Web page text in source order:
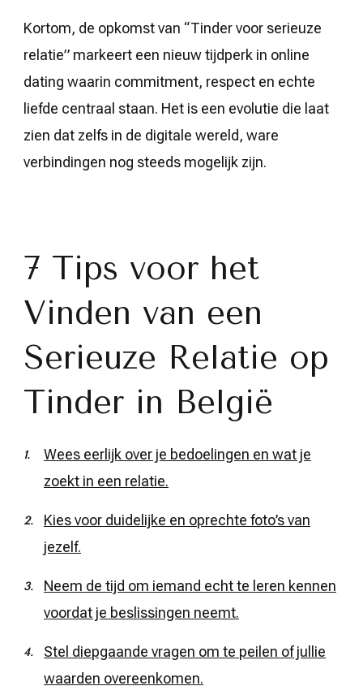
Kortom, de opkomst van “Tinder voor serieuze
relatie” markeert een nieuw tijdperk in online
dating waarin commitment, respect en echte
liefde centraal staan. Het is een evolutie die laat
zien dat zelfs in de digitale wereld, ware
verbindingen nog steeds mogelijk zijn.
7 Tips voor het
Vinden van een
Serieuze Relatie op
Tinder in België
Wees eerlijk over je bedoelingen en wat je
zoekt in een relatie.
Kies voor duidelijke en oprechte foto’s van
jezelf.
Neem de tijd om iemand echt te leren kennen
voordat je beslissingen neemt.
Stel diepgaande vragen om te peilen of jullie
waarden overeenkomen.